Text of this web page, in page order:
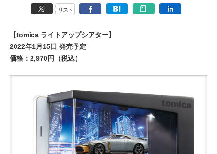
リスト
【tomica ライトアップシアター】
2022年1月15日 発売予定
価格：2,970円（税込）